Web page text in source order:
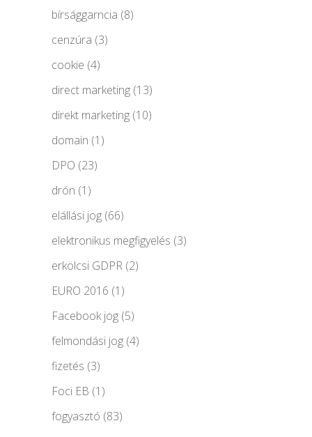
bírsággarncia (8)
cenzúra (3)
cookie (4)
direct marketing (13)
direkt marketing (10)
domain (1)
DPO (23)
drón (1)
elállási jog (66)
elektronikus megfigyelés (3)
erkölcsi GDPR (2)
EURO 2016 (1)
Facebook jog (5)
felmondási jog (4)
fizetés (3)
Foci EB (1)
fogyasztó (83)